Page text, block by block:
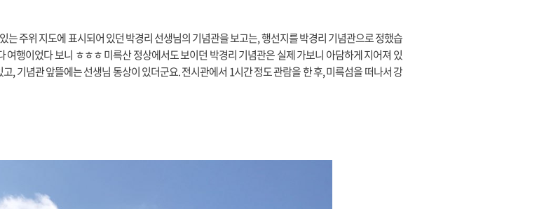
는 주위 지도에 표시되어 있던 박경리 선생님의 기념관을 보고는, 행선지를 박경리 기념관으로 정했습
여행이었다 보니 ㅎㅎㅎ 미륵산 정상에서도 보이던 박경리 기념관은 실제 가보니 아담하게 지어져 있
, 기념관 앞뜰에는 선생님 동상이 있더군요. 전시관에서 1시간 정도 관람을 한 후, 미륵섬을 떠나서 강